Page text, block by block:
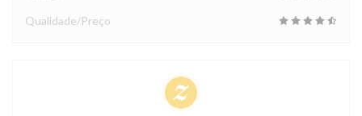
Qualidade/Preço